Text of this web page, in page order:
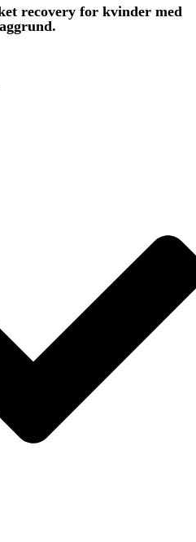
recovery for kvinder med